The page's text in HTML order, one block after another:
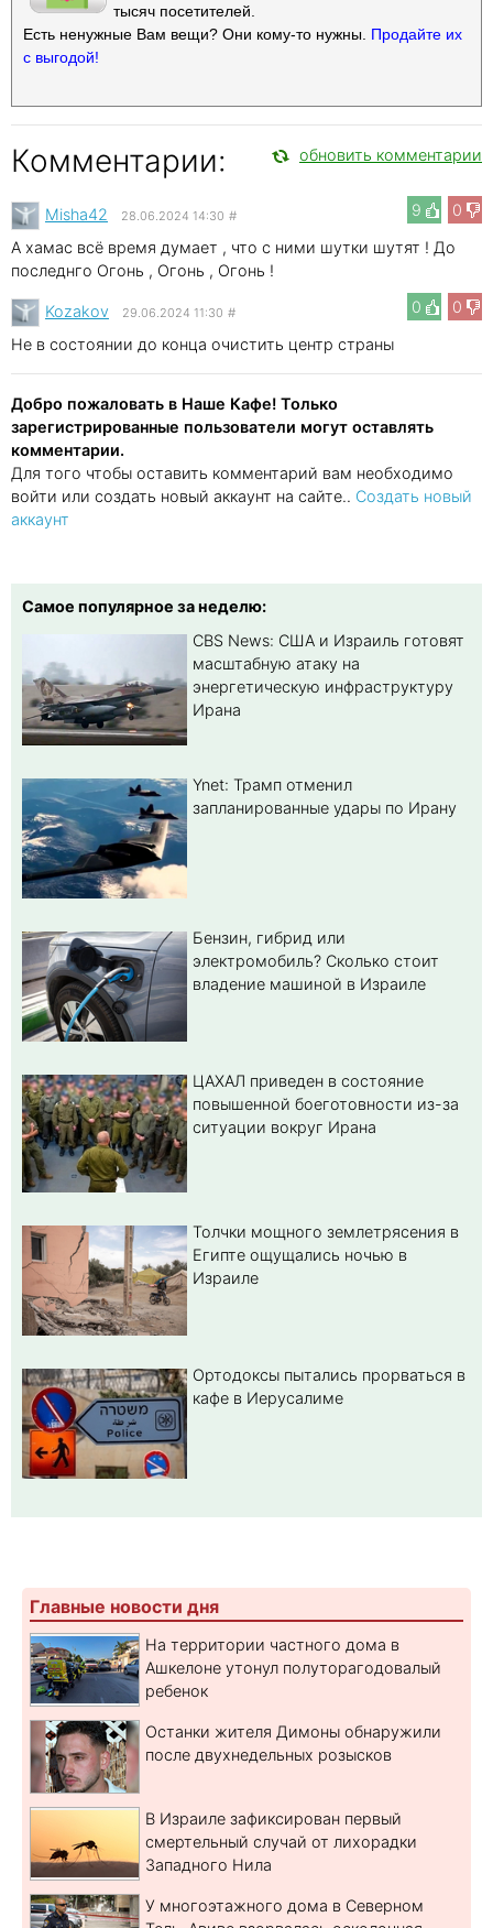
тысяч посетителей.
Есть ненужные Вам вещи? Они кому-то нужны. Продайте их
с выгодой!
Комментарии: обновить комментарии
9 0
Misha42 28.06.2024 14:30 #
А хамас всё время думает , что с ними шутки шутят ! До
последнго Огонь , Огонь , Огонь !
0
0
Kozakov 29.06.2024 11:30 #
Не в состоянии до конца очистить центр страны
Добро пожаловать в Наше Кафе! Только
зарегистрированные пользователи могут оставлять
комментарии.
Для того чтобы оставить комментарий вам необходимо
войти или создать новый аккаунт на сайте.. Создать новый
аккаунт
Самое популярное за неделю:
CBS News: США и Израиль готовят
масштабную атаку на
энергетическую инфраструктуру
Ирана
Ynet: Трамп отменил
запланированные удары по Ирану
Бензин, гибрид или
электромобиль? Cколько стоит
владение машиной в Израиле
ЦАХАЛ приведен в состояние
повышенной боеготовности из-за
ситуации вокруг Ирана
Толчки мощного землетрясения в
Египте ощущались ночью в
Израиле
Ортодоксы пытались прорваться в
кафе в Иерусалиме
Главные новости дня
На территории частного дома в
Ашкелоне утонул полуторагодовалый
ребенок
Останки жителя Димоны обнаружили
после двухнедельных розысков
В Израиле зафиксирован первый
смертельный случай от лихорадки
Западного Нила
У многоэтажного дома в Северном